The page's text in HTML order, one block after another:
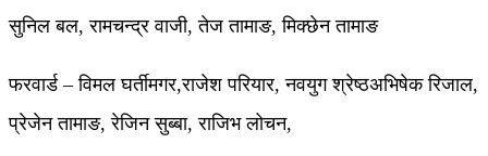
सुनिल बल, रामचन्द्र वाजी, तेज तामाङ, मिक्छेन तामाङ
फरवार्ड – विमल घर्तीमगर,राजेश परियार, नवयुग श्रेष्ठअभिषेक रिजाल,
प्रेजेन तामाङ, रेजिन सुब्बा, राजिभ लोचन,